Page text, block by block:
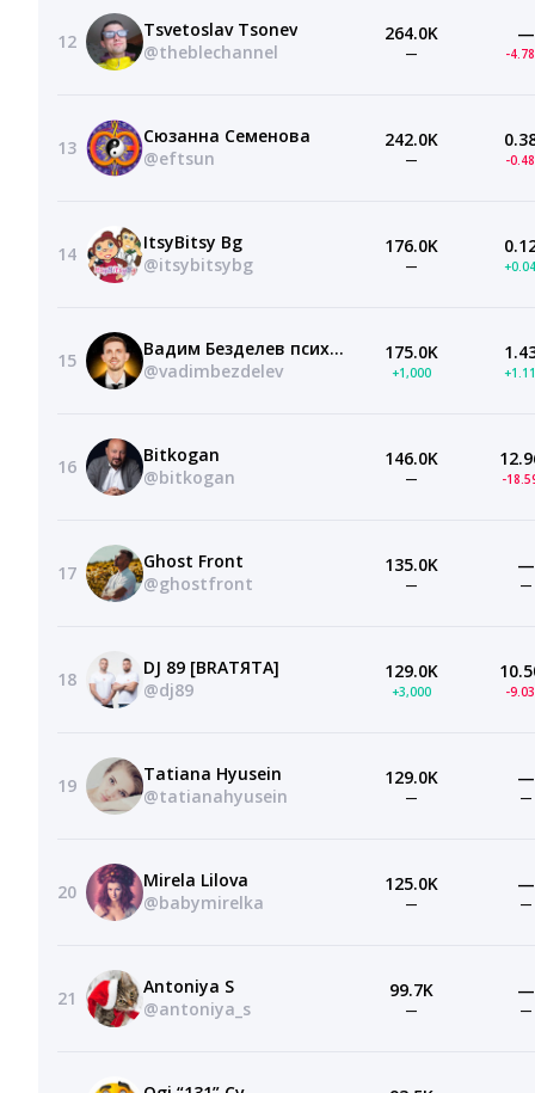
12
Tsvetoslav Tsonev
@theblechannel
264.0K
—
—
-
13
Сюзанна Семенова
@eftsun
242.0K
— -
14
ItsyBitsy Bg
@itsybitsybg
176.0K
—
15
Вадим Безделев психолог нумеролог
@vadimbezdelev
175.0K
+1,000
16
Bitkogan
@bitkogan
146.0K
— -
17
Ghost Front
@ghostfront
135.0K
—
—
—
18
DJ 89 [BRATЯТА]
@dj89
129.0K
+3,000 -
19
Tatiana Hyusein
@tatianahyusein
129.0K
—
—
—
20
Mirela Lilova
@babymirelka
125.0K
—
—
—
21
Antoniya S
@antoniya_s
99.7K
—
—
—